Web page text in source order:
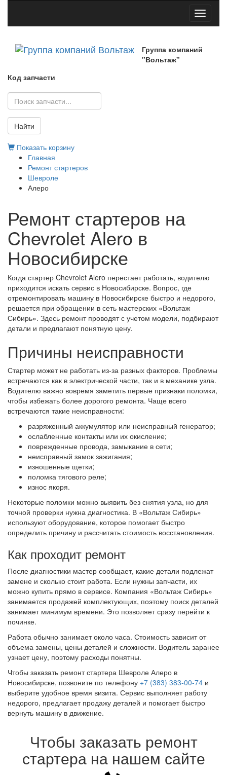
Toggle
Группа компаний
"Вольтаж"
Код запчасти
Найти
Показать корзину
Главная
Ремонт стартеров
Шевроле
Алеро
Ремонт стартеров на
Chevrolet Alero в
Новосибирске
Когда стартер Chevrolet Alero перестает работать, водителю
приходится искать сервис в Новосибирске. Вопрос, где
отремонтировать машину в Новосибирске быстро и недорого,
решается при обращении в сеть мастерских «Вольтаж
Сибирь». Здесь ремонт проводят с учетом модели, подбирают
детали и предлагают понятную цену.
Причины неисправности
Стартер может не работать из-за разных факторов. Проблемы
встречаются как в электрической части, так и в механике узла.
Водителю важно вовремя заметить первые признаки поломки,
чтобы избежать более дорогого ремонта. Чаще всего
встречаются такие неисправности:
разряженный аккумулятор или неисправный генератор;
ослабленные контакты или их окисление;
поврежденные провода, замыкание в сети;
неисправный замок зажигания;
изношенные щетки;
поломка тягового реле;
износ якоря.
Некоторые поломки можно выявить без снятия узла, но для
точной проверки нужна диагностика. В «Вольтаж Сибирь»
используют оборудование, которое помогает быстро
определить причину и рассчитать стоимость восстановления.
Как проходит ремонт
После диагностики мастер сообщает, какие детали подлежат
замене и сколько стоит работа. Если нужны запчасти, их
можно купить прямо в сервисе. Компания «Вольтаж Сибирь»
занимается продажей комплектующих, поэтому поиск деталей
занимает минимум времени. Это позволяет сразу перейти к
починке.
Работа обычно занимает около часа. Стоимость зависит от
объема замены, цены деталей и сложности. Водитель заранее
узнает цену, поэтому расходы понятны.
Чтобы заказать ремонт стартера Шевроле Алеро в
Новосибирске, позвоните по телефону +7 (383) 383-00-74 и
выберите удобное время визита. Сервис выполняет работу
недорого, предлагает продажу деталей и помогает быстро
вернуть машину в движение.
Чтобы заказать ремонт
стартера на нашем сайте